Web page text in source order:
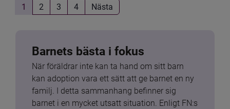
1 2 3 4 Nästa
Barnets bästa i fokus
När föräldrar inte kan ta hand om sitt barn
kan adoption vara ett sätt att ge barnet en ny
familj. I detta sammanhang befinner sig
barnet i en mycket utsatt situation. Enligt FN:s